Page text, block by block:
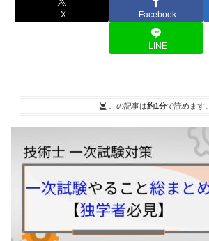
X Facebook
LINE
この記事は約1分で読めます。